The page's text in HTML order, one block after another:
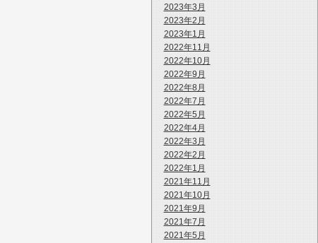
2023年3月
2023年2月
2023年1月
2022年11月
2022年10月
2022年9月
2022年8月
2022年7月
2022年5月
2022年4月
2022年3月
2022年2月
2022年1月
2021年11月
2021年10月
2021年9月
2021年7月
2021年5月